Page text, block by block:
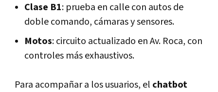
Clase B1: prueba en calle con autos de
doble comando, cámaras y sensores.
Motos: circuito actualizado en Av. Roca, con
controles más exhaustivos.
Para acompañar a los usuarios, el chatbot